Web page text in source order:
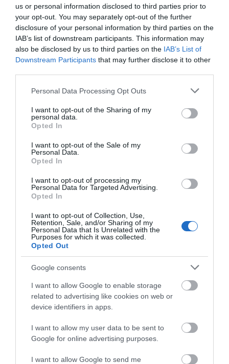
us or personal information disclosed to third parties prior to
your opt-out. You may separately opt-out of the further
disclosure of your personal information by third parties on the
IAB’s list of downstream participants. This information may
also be disclosed by us to third parties on the IAB’s List of
Downstream Participants that may further disclose it to other
Please note that this website/app uses one or more Google
not limited to your visit or usage behaviour. You may click to
grant or deny consent to Google and its third-party tags to
use your data for below specified purposes in below Google
consent section.
Personal Data Processing Opt Outs
I want to opt-out of the Sharing of my
personal data.
Opted In
I want to opt-out of the Sale of my
Personal Data.
Opted In
I want to opt-out of processing my
Personal Data for Targeted Advertising.
Opted In
I want to opt-out of Collection, Use,
Retention, Sale, and/or Sharing of my
Personal Data that Is Unrelated with the
Purposes for which it was collected.
Opted Out
Google consents
I want to allow Google to enable storage
related to advertising like cookies on web or
device identifiers in apps.
I want to allow my user data to be sent to
Google for online advertising purposes.
I want to allow Google to send me
Σε πελάγη ευτυχίας
αντιδήμαρχος στην Εύβοια! Έγινε
για τρίτη φορά παππούς!
08.08.2026 | 17:40
Ευρυδίκη Βαλαβάνη: Οι
Εύβοια! Δείτε σε ποια παραλία
«Κόκκινος» συναγερμός στην
Αυξημένη ετοιμότητα παντού
08.08.2026 | 17:00
Ρόδος: Έγραψαν 80χρονη για
κράνος!
08.08.2026 | 16:40
Θρήνος σε όλη την Εύβοια για τον
επιχειρηματία που έφυγε απο
την ζωή
08.08.2026 | 16:20
Εύβοια: Η μαύρη
επέτειος της
πυρκαγιάς – Το
Εύβοια: Πότε θα γίνει ο
καθιερωμένος έρανος
Παναγίας»
Κάνεις δεν ξεχνά τι
πέντε χρόνια
κάθε μέρα χωρίς νερό –
Σοβαρή καταγγελία